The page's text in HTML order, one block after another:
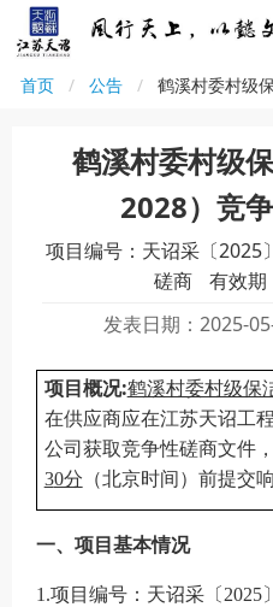
首页 公告 鹤溪村委村级
鹤溪村委村级
2028）竞
项目编号：天诏采〔2025
磋商
有效期
发表日期：2025-
项目概况:鹤溪村委村级保
在供应商应在江苏天诏工
公司 获取竞争性磋商文件
30分 （北京时间）前提交
一、项目基本情况
1.项 目编号： 天诏采〔 2025